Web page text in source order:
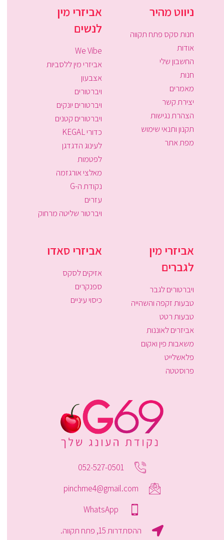
ניווט מהיר
חנות סקס פתח תקווה
אודות
החשבון שלי
חנות
מאמרים
יצירת קשר
הצהרת נגישות
תקנון ותנאי שימוש
מפת אתר
אביזרי מין
לנשים
We Vibe
אביזרי מין ללסביות
אצבעון
ויברטורים
ויברטורים יונקים
ויברטורים קטנים
כדורי KEGAL
לעינוג הדגדגן
לפטמות
מאלצי אורגזמה
נקודת ה-G
עזרים
ויברטור שליטה מרחוק
אביזרי מין
לגברים
ויברטורים לגבר
טבעות זקפה והשהייה
טבעות רטט
אביזרים לאוננות
משאבות פין ואקום
פלאשלייט
פרוסטטה
אביזרי סאדו
אזיקים לסקס
ספנקרים
כיסוי עיניים
052-527-0501
pinchme4@gmail.com
WhatsApp
ההסתדרות 15, פתח תקווה.